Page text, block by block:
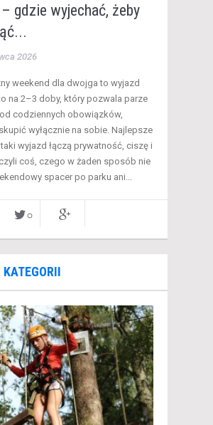
gdzie wyjechać, żeby
2026
weekend dla dwojga to wyjazd
na 2–3 doby, który pozwala parze
codziennych obowiązków,
wyłącznie na sobie. Najlepsze
wyjazd łączą prywatność, ciszę i
coś, czego w żaden sposób nie
spacer po parku ani...
KATEGORII